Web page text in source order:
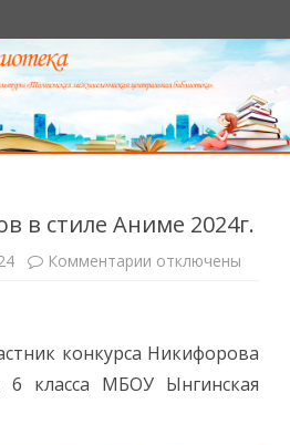
в стиле Аниме 2024г.
Комментарии к
Аниме
отключены
конкурса Никифорова
6 класса МБОУ Ынгинская